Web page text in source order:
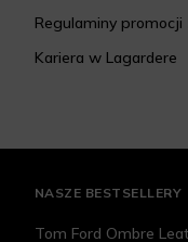
Regulaminy
Kariera w Lagardere
NASZE BESTSELLERY
Tom Ford Ombre